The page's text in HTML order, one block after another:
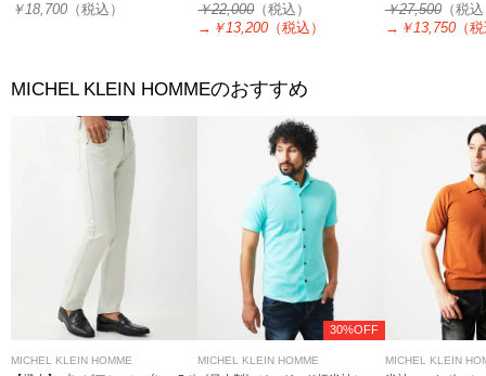
￥18,700 （税込） ￥22,000（税込）
→ ￥13,200 （税込）
￥27,500（税
→ ￥13,750（
MICHEL KLEIN HOMMEのおすすめ
MICHEL KLEIN HOMME
30%OFF
MICHEL KLEIN HOMME MICHEL KLEIN